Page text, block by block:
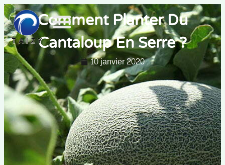
Comment Planter Du
Cantaloup En Serre ?
10 janvier 2020